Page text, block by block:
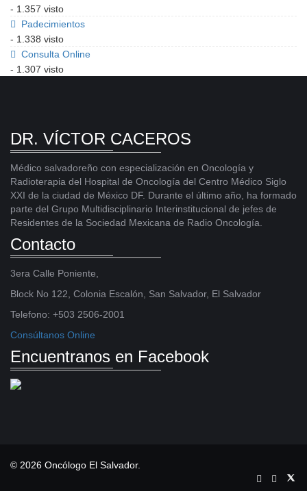
- 1.357 visto
Padecimientos
- 1.338 visto
Consulta Online
- 1.307 visto
DR. VÍCTOR CACEROS
Médico salvadoreño con especialización en Oncología y
Radioterapia del Hospital de Oncología del Centro Médico Siglo
XXI de la ciudad de México DF. Durante el último año, ha formado
parte del Grupo Multidisciplinario Interinstitucional de jefes de
Residentes de la Sociedad Mexicana de Radio Oncología.
Contacto
3era Calle Poniente,
Block No 122, Colonia Escalón, San Salvador, El Salvador
Telefono: +503 2506-2001
Consúltanos Online
Encuentranos en Facebook
© 2026 Oncólogo El Salvador.